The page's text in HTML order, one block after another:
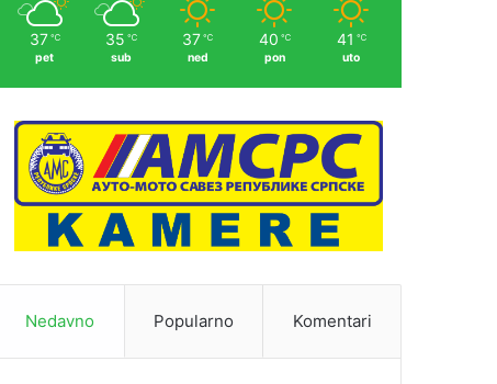
37 ℃
pet
35 ℃
sub
37 ℃
ned
40 ℃
pon
41 ℃
uto
Nedavno Popularno Komentari